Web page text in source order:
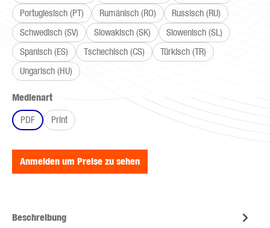
Portugiesisch (PT)
Rumänisch (RO)
Russisch (RU)
Schwedisch (SV)
Slowakisch (SK)
Slowenisch (SL)
Spanisch (ES)
Tschechisch (CS)
Türkisch (TR)
Ungarisch (HU)
Medienartauswählen
PDF
Print
Anmelden um Preise zu sehen
Beschreibung